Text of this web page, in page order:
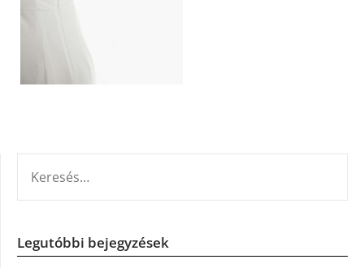
Legutóbbi bejegyzések